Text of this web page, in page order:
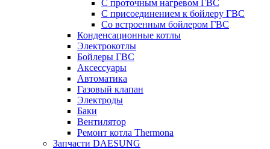
С проточным нагревом ГВС
С присоединением к бойлеру ГВС
Со встроенным бойлером ГВС
Конденсационные котлы
Электрокотлы
Бойлеры ГВС
Аксессуары
Автоматика
Газовый клапан
Электроды
Баки
Вентилятор
Ремонт котла Thermona
Запчасти DAESUNG